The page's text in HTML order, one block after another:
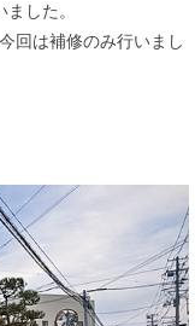
した。
回は補修のみ行いまし